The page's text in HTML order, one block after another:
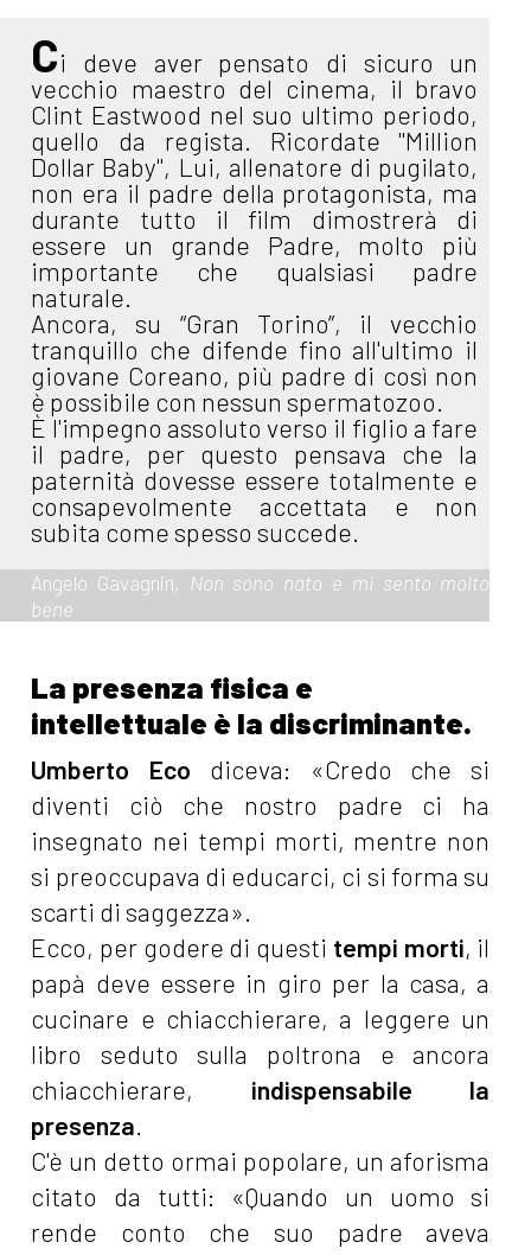
Ci deve aver pensato di sicuro un
vecchio maestro del cinema, il bravo
Clint Eastwood nel suo ultimo periodo,
quello da regista. Ricordate "Million
Dollar Baby", Lui, allenatore di pugilato,
non era il padre della protagonista, ma
durante tutto il film dimostrerà di
essere un grande Padre, molto più
importante che qualsiasi padre
naturale.
Ancora, su “Gran Torino”, il vecchio
tranquillo che difende fino all'ultimo il
giovane Coreano, più padre di così non
è possibile con nessun spermatozoo.
È l'impegno assoluto verso il figlio a fare
il padre, per questo pensava che la
paternità dovesse essere totalmente e
consapevolmente accettata e non
subita come spesso succede.
Angelo Gavagnin, Non sono nato e mi sento molto
bene
La presenza fisica e
intellettuale è la discriminante.
Umberto Eco diceva: «Credo che si
diventi ciò che nostro padre ci ha
insegnato nei tempi morti, mentre non
si preoccupava di educarci, ci si forma su
scarti di saggezza».
Ecco, per godere di questi tempi morti, il
papà deve essere in giro per la casa, a
cucinare e chiacchierare, a leggere un
libro seduto sulla poltrona e ancora
chiacchierare, indispensabile la
presenza
C'è un detto ormai popolare, un aforisma
citato da tutti: «Quando un uomo si
rende conto che suo padre aveva